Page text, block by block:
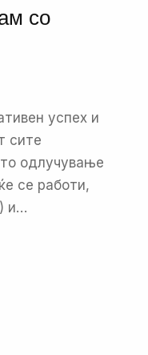
со
успех и
сите
одлучување
се работи,
и…